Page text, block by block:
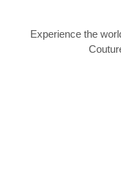
Experience the